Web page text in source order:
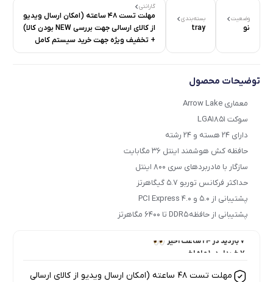
وضعیت
نو
بسته‌بندی
tray
گارانتی
مهلت تست 48 ساعته (امکان ارسال ویدیو
از کالای ارسالی جهت بررسی NEW بودن کالا)
+ تخفیف ویژه جهت خرید سیستم کامل
توضیحات محصول
معماری Arrow Lake
سوکت LGA1851
دارای ۲۴ هسته و ۲۴ رشته
حافظه کش هوشمند اینتل ۳۶ مگابایت
سازگار با مادربردهای سری ۸۰۰ اینتل
حداکثر فرکانس توربو ۵.۷ گیگاهرتز
پشتیبانی از 5.0 و PCI Express 4.0
پشتیبانی از حافظه DDR5 تا 6400 مگاهرتز
7 خریدار در ۱ ماه اخیر
مهلت تست 48 ساعته (امکان ارسال ویدیو از کالای ارسالی